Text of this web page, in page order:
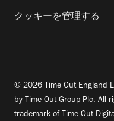
クッキーを管理する
© 2026 Time Out England
by Time Out Group Plc. All
trademark of Time Out